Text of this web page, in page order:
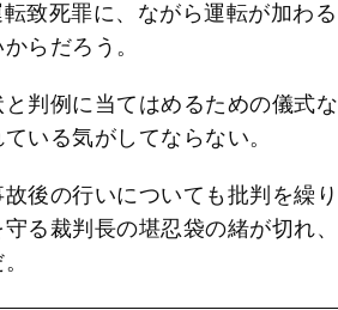
致死罪に、ながら運転が加わる
らだろう。
判例に当てはめるための儀式な
いる気がしてならない。
後の行いについても批判を繰り
る裁判長の堪忍袋の緒が切れ、